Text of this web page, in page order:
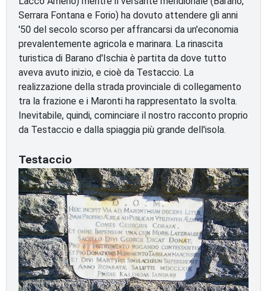
Serrara Fontana e Forio) ha dovuto attendere gli anni
'50 del secolo scorso per affrancarsi da un'economia
prevalentemente agricola e marinara. La rinascita
turistica di Barano d'Ischia è partita da dove tutto
aveva avuto inizio, e cioè da Testaccio. La
realizzazione della strada provinciale di collegamento
tra la frazione e i Maronti ha rappresentato la svolta.
Inevitabile, quindi, cominciare il nostro racconto proprio
da Testaccio e dalla spiaggia più grande dell'isola.
Testaccio